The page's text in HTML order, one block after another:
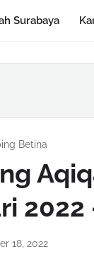
Surabaya
Betina
2022
18, 2022